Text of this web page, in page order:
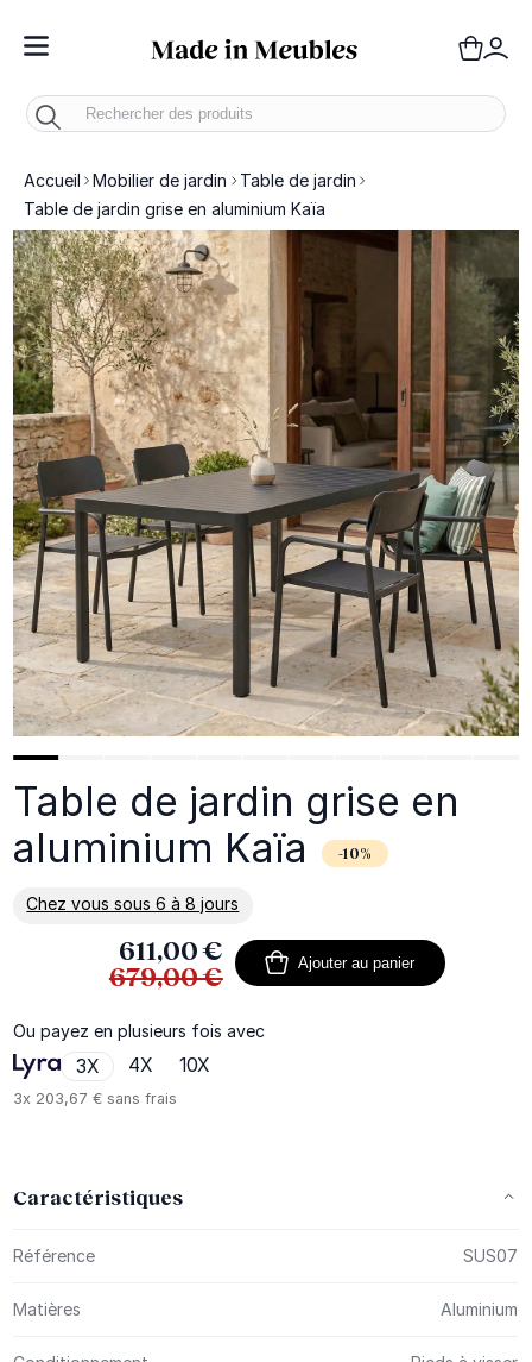
Toggle Nav
Accueil Mobilier de jardin
Table de jardin
Table de jardin grise en aluminium Kaïa
Table de jardin grise en
aluminium Kaïa
-10%
Chez vous sous 6 à 8 jours
En savoir plus sur la livraison
611,00 €
679,00 €
Ajouter au panier
Ou payez en plusieurs fois avec
3X 4X 10X
3x 203,67 € sans frais
Caractéristiques
Référence SUS07
Matières Aluminium